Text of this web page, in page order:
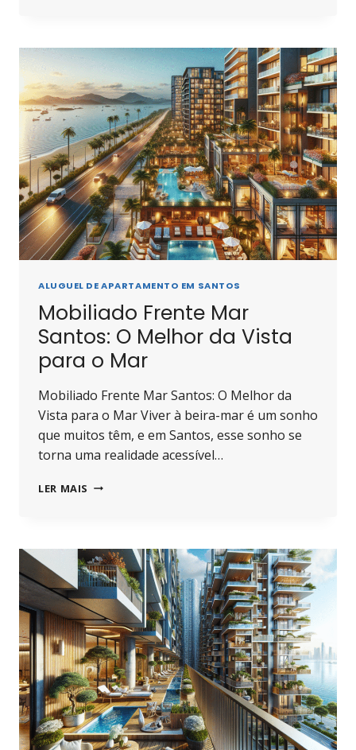
SANTOS:
REFRESQUE-
SE
NO
VERÃO
ALUGUEL DE APARTAMENTO EM SANTOS
Mobiliado Frente Mar
Santos: O Melhor da Vista
para o Mar
Mobiliado Frente Mar Santos: O Melhor da
Vista para o Mar Viver à beira-mar é um sonho
que muitos têm, e em Santos, esse sonho se
torna uma realidade acessível…
LER MAIS MOBILIADO
O
MELHOR
DA
VISTA
PARA
O
MAR